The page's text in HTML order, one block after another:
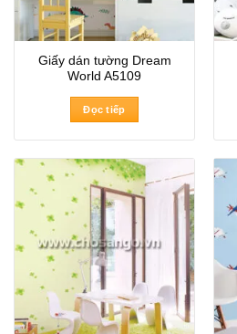
Giấy dán tường Dream
World A5109
Đọc tiếp